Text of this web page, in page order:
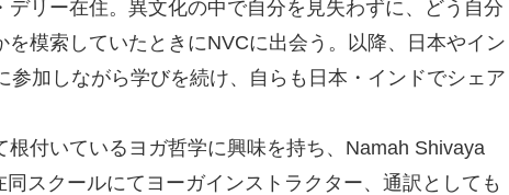
リー在住。異文化の中で自分を見失わずに、どう自分
模索していたときにNVCに出会う。以降、日本やイン
参加しながら学びを続け、自らも日本・インドでシェア
付いているヨガ哲学に興味を持ち、Namah Shivaya
スクールにてヨーガインストラクター、通訳としても